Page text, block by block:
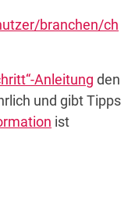
branchen/ch
Anleitung den
und gibt Tipps
ist